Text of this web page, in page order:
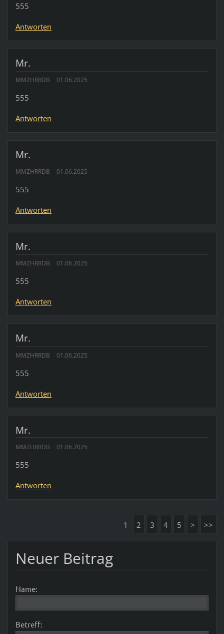
555
Antworten
Mr.
MMZHRRDB 01.06.2025
555
Antworten
Mr.
MMZHRRDB 01.06.2025
555
Antworten
Mr.
MMZHRRDB 01.06.2025
555
Antworten
Mr.
MMZHRRDB 01.06.2025
555
Antworten
Mr.
MMZHRRDB 01.06.2025
555
Antworten
1 2 3 4 5 > >>
Neuer Beitrag
Name:
Betreff: